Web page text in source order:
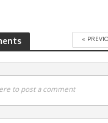
«
to post a comment